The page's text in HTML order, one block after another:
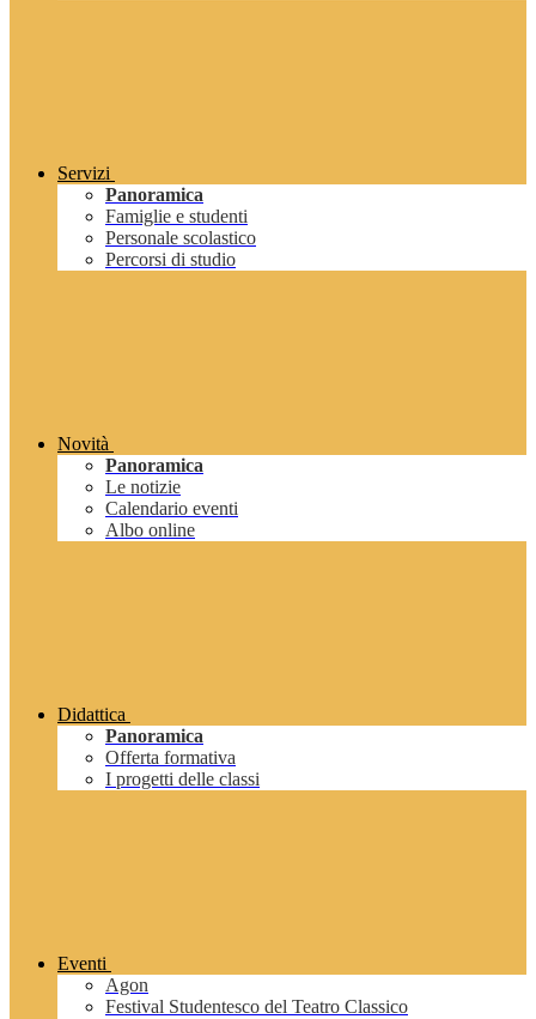
Servizi
Panoramica
Famiglie e studenti
Personale scolastico
Percorsi di studio
Novità
Panoramica
Le notizie
Calendario eventi
Albo online
Didattica
Panoramica
Offerta formativa
I progetti delle classi
Eventi
Agon
Festival Studentesco del Teatro Classico